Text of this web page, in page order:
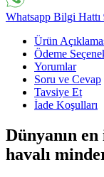
Whatsapp Bilgi Hattı
Ürün
Ödeme
Yorumlar
Soru ve Cevap
Tavsiye Et
İade Koşulları
Dünyanın
havalı